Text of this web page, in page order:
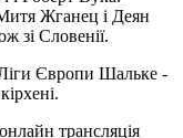
Жганец і Деян
зі Словенії.
Ліги Європи Шальке -
трансляція